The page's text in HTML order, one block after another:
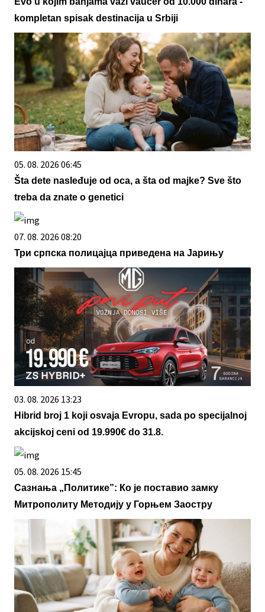
kompletan spisak destinacija u Srbiji
05. 08. 2026 06:45
Šta dete nasleđuje od oca, a šta od majke? Sve što
treba da znate o genetici
07. 08. 2026 08:20
Три српска полицајца приведена на Јарињу
03. 08. 2026 13:23
Hibrid broj 1 koji osvaja Evropu, sada po specijalnoj
akcijskoj ceni od 19.990€ do 31.8.
05. 08. 2026 15:45
Сазнања „Политике”: Ко је поставио замку
Митрополиту Методију у Горњем Заостру